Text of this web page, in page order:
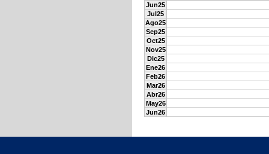
Jun25
Jul25
Ago25
Sep25
Oct25
Nov25
Dic25
Ene26
Feb26
Mar26
Abr26
May26
Jun26